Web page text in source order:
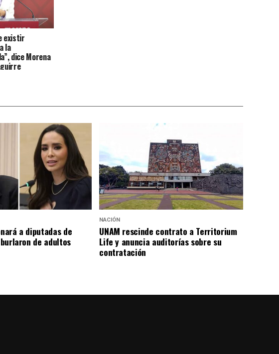
existir
la
dice Morena
a diputadas de
de adultos
NACIÓN
UNAM rescinde contrato a Territorium
Life y anuncia auditorías sobre su
contratación